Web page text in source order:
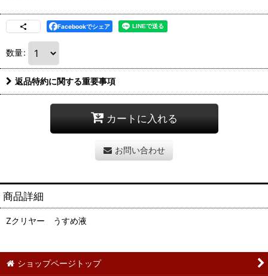
Facebookでシェア
数量:
返品特約に関する重要事項
カートに入れる
お問い合わせ
商品詳細
Zクリヤー うすめ液
ショップページトップ